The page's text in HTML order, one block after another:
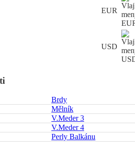
EUR
USD
Brdy
Mělník
V.Meder 3
V.Meder 4
Perly Balkánu